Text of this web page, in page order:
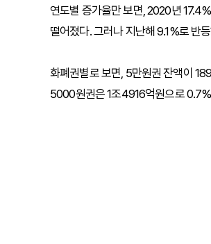
연도별 증가율만 보면, 2020년
떨어졌다. 그러나 지난해 9.1%로 반
화폐권별로 보면, 5만원권 잔액이
5000원권은 1조4916억원으로